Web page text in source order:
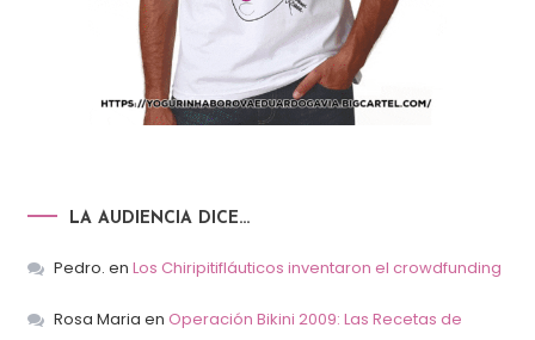
LA AUDIENCIA DICE…
Pedro. en Los Chiripitifláuticos inventaron el crowdfunding
Rosa Maria en Operación Bikini 2009: Las Recetas de